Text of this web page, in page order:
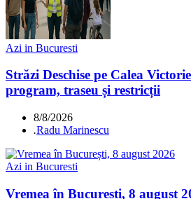
Azi in Bucuresti
Străzi Deschise pe Calea
program, traseu și restricții
8/8/2026
.Radu Marinescu
Azi in Bucuresti
Vremea în București, 8 august